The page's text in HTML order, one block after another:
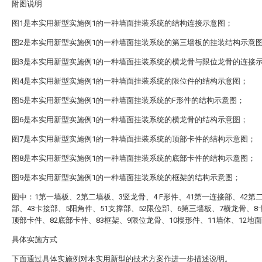
附图说明
图1是本实用新型实施例1的一种墙面挂装系统的结构连接示意图；
图2是本实用新型实施例1的一种墙面挂装系统的第三墙板的挂装结构示意图
图3是本实用新型实施例1的一种墙面挂装系统的横龙骨与限位龙骨的连接
图4是本实用新型实施例1的一种墙面挂装系统的限位件的结构示意图；
图5是本实用新型实施例1的一种墙面挂装系统的F形件的结构示意图；
图6是本实用新型实施例1的一种墙面挂装系统的横龙骨的结构示意图；
图7是本实用新型实施例1的一种墙面挂装系统的顶部卡件的结构示意图；
图8是本实用新型实施例1的一种墙面挂装系统的底部卡件的结构示意图；
图9是本实用新型实施例1的一种墙面挂装系统的框架的结构示意图；
图中：1第一墙板、2第二墙板、3竖龙骨、4 F形件、41第一连接部、42第
部、43卡接部、5阳角件、51支撑部、52限位部、6第三墙板、7横龙骨、8
顶部卡件、82底部卡件、83框架、9限位龙骨、10楔形件、11墙体、12地面
具体实施方式
下面通过具体实施例对本实用新型的技术方案作进一步描述说明。